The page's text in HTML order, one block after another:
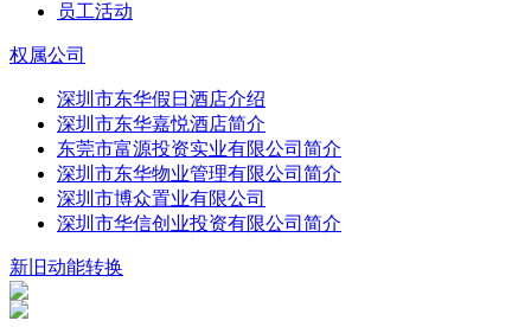
员工活动
权属公司
深圳市东华假日酒店介绍
深圳市东华嘉悦酒店简介
东莞市富源投资实业有限公司简介
深圳市东华物业管理有限公司简介
深圳市博众置业有限公司
深圳市华信创业投资有限公司简介
新旧动能转换